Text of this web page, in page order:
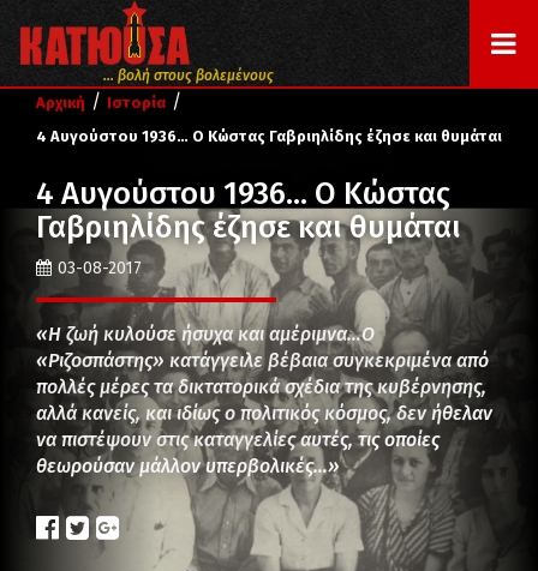
... βολή στους βολεμένους
Αρχική / Ιστορία /
4 Αυγούστου 1936… Ο Κώστας Γαβριηλίδης έζησε και θυμάται
4 Αυγούστου 1936… Ο Κώστας
Γαβριηλίδης έζησε και θυμάται
03-08-2017
«Η ζωή κυλούσε ήσυχα και αμέριμνα…Ο
«Ριζοσπάστης» κατάγγειλε βέβαια συγκεκριμένα από
πολλές μέρες τα δικτατορικά σχέδια της κυβέρνησης,
αλλά κανείς, και ιδίως ο πολιτικός κόσμος, δεν ήθελαν
να πιστέψουν στις καταγγελίες αυτές, τις οποίες
θεωρούσαν μάλλον υπερβολικές…»